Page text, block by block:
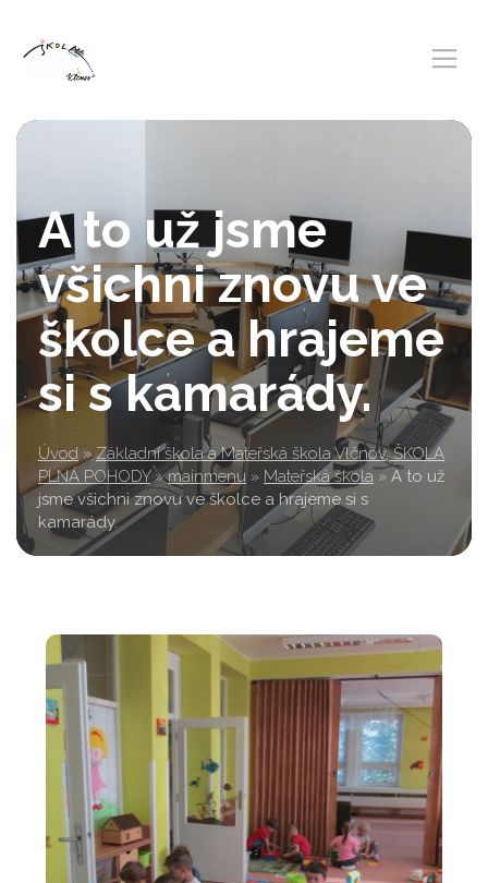
A to už jsme
všichni znovu ve
školce a hrajeme
si s kamarády.
Úvod » Základní škola a Mateřská škola Vlčnov, ŠKOLA
PLNÁ POHODY » mainmenu » Mateřská škola » A to už
jsme všichni znovu ve školce a hrajeme si s
kamarády.